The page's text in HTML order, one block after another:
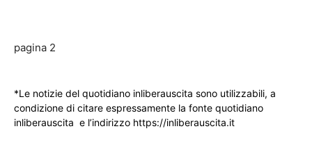
pagina 2
*Le notizie del quotidiano inliberauscita sono utilizzabili, a
condizione di citare espressamente la fonte quotidiano
inliberauscita e l’indirizzo https://inliberauscita.it